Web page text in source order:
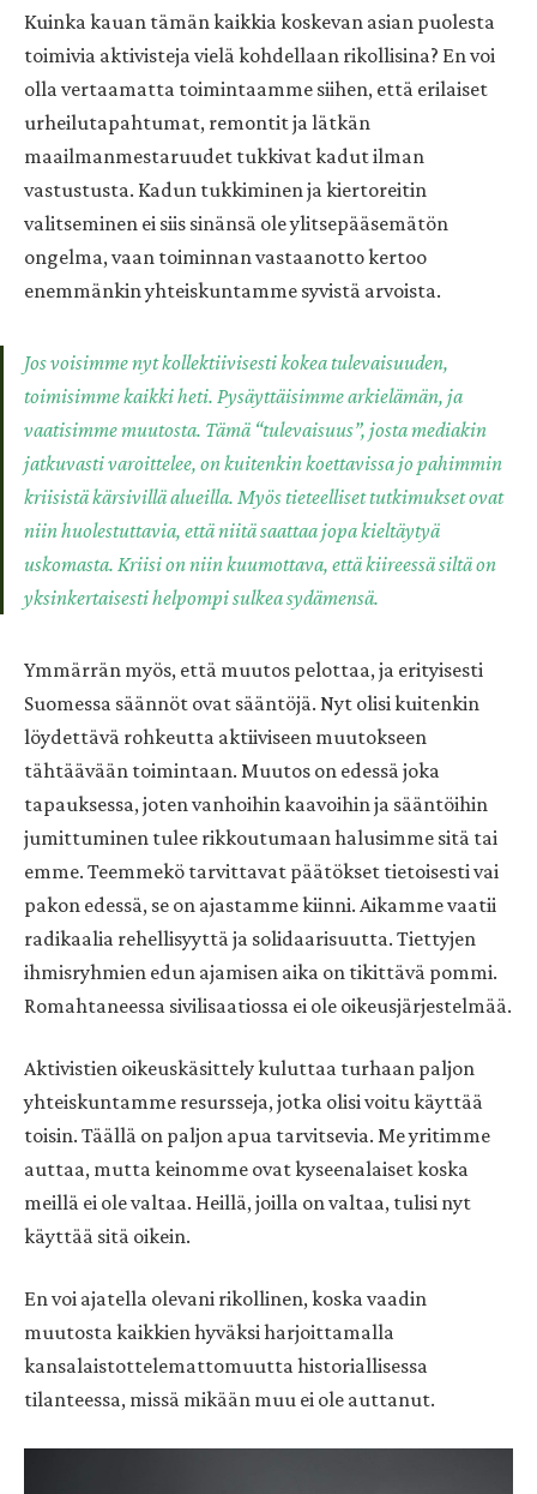
Kuinka kauan tämän kaikkia koskevan asian puolesta
toimivia aktivisteja vielä kohdellaan rikollisina? En voi
olla vertaamatta toimintaamme siihen, että erilaiset
urheilutapahtumat, remontit ja lätkän
maailmanmestaruudet tukkivat kadut ilman
vastustusta. Kadun tukkiminen ja kiertoreitin
valitseminen ei siis sinänsä ole ylitsepääsemätön
ongelma, vaan toiminnan vastaanotto kertoo
enemmänkin yhteiskuntamme syvistä arvoista.
Jos voisimme nyt kollektiivisesti kokea tulevaisuuden,
toimisimme kaikki heti. Pysäyttäisimme arkielämän, ja
vaatisimme muutosta. Tämä “tulevaisuus”, josta mediakin
jatkuvasti varoittelee, on kuitenkin koettavissa jo pahimmin
kriisistä kärsivillä alueilla. Myös tieteelliset tutkimukset ovat
niin huolestuttavia, että niitä saattaa jopa kieltäytyä
uskomasta. Kriisi on niin kuumottava, että kiireessä siltä on
yksinkertaisesti helpompi sulkea sydämensä.
Ymmärrän myös, että muutos pelottaa, ja erityisesti
Suomessa säännöt ovat sääntöjä. Nyt olisi kuitenkin
löydettävä rohkeutta aktiiviseen muutokseen
tähtäävään toimintaan. Muutos on edessä joka
tapauksessa, joten vanhoihin kaavoihin ja sääntöihin
jumittuminen tulee rikkoutumaan halusimme sitä tai
emme. Teemmekö tarvittavat päätökset tietoisesti vai
pakon edessä, se on ajastamme kiinni. Aikamme vaatii
radikaalia rehellisyyttä ja solidaarisuutta. Tiettyjen
ihmisryhmien edun ajamisen aika on tikittävä pommi.
Romahtaneessa sivilisaatiossa ei ole oikeusjärjestelmää.
Aktivistien oikeuskäsittely kuluttaa turhaan paljon
yhteiskuntamme resursseja, jotka olisi voitu käyttää
toisin. Täällä on paljon apua tarvitsevia. Me yritimme
auttaa, mutta keinomme ovat kyseenalaiset koska
meillä ei ole valtaa. Heillä, joilla on valtaa, tulisi nyt
käyttää sitä oikein.
En voi ajatella olevani rikollinen, koska vaadin
muutosta kaikkien hyväksi harjoittamalla
kansalaistottelemattomuutta historiallisessa
tilanteessa, missä mikään muu ei ole auttanut.